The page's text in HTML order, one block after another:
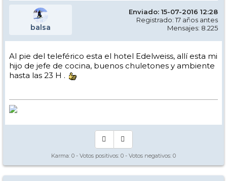
balsa
Enviado: 15-07-2016 12:28
Registrado: 17 años antes
Mensajes: 8.225
Al pie del teleférico esta el hotel Edelweiss, allí esta mi
hijo de jefe de cocina, buenos chuletones y ambiente
hasta las 23 H .
Karma: 0 - Votos positivos: 0 - Votos negativos: 0